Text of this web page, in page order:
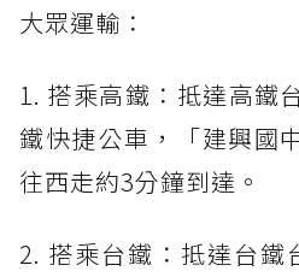
大眾運輸：
1. 搭乘高鐵：抵達高鐵
鐵快捷公車，「建興國
往西走約3分鐘到達。
2. 搭乘台鐵：抵達台鐵